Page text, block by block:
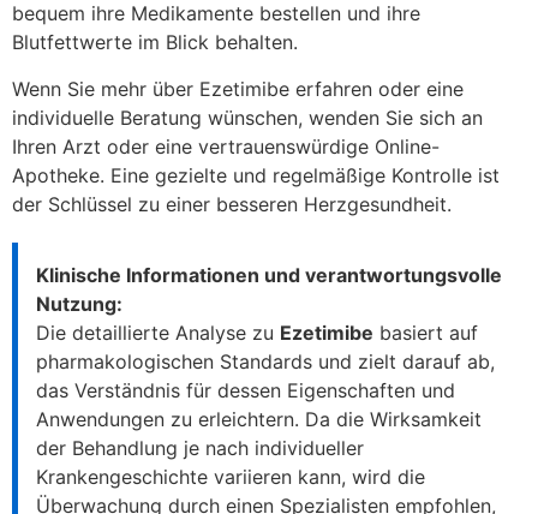
bequem ihre Medikamente bestellen und ihre
Blutfettwerte im Blick behalten.
Wenn Sie mehr über Ezetimibe erfahren oder eine
individuelle Beratung wünschen, wenden Sie sich an
Ihren Arzt oder eine vertrauenswürdige Online-
Apotheke. Eine gezielte und regelmäßige Kontrolle ist
der Schlüssel zu einer besseren Herzgesundheit.
Klinische Informationen und verantwortungsvolle
Nutzung:
Die detaillierte Analyse zu Ezetimibe basiert auf
pharmakologischen Standards und zielt darauf ab,
das Verständnis für dessen Eigenschaften und
Anwendungen zu erleichtern. Da die Wirksamkeit
der Behandlung je nach individueller
Krankengeschichte variieren kann, wird die
Überwachung durch einen Spezialisten empfohlen,